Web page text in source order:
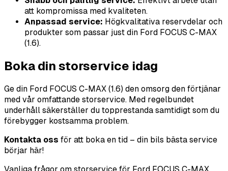
att kompromissa med kvaliteten.
Anpassad service: Högkvalitativa reservdelar och
produkter som passar just din Ford FOCUS C-MAX
(1.6).
Boka din storservice idag
Ge din Ford FOCUS C-MAX (1.6) den omsorg den förtjänar
med vår omfattande storservice. Med regelbundet
underhåll säkerställer du topprestanda samtidigt som du
förebygger kostsamma problem.
Kontakta oss för att boka en tid – din bils bästa service
börjar här!
Vanliga frågor om storservice för Ford FOCUS C-MAX